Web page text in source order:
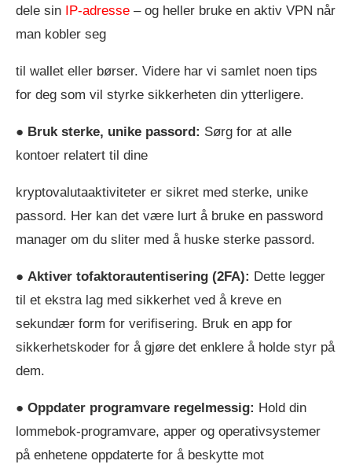
dele sin
IP-adresse – og heller bruke en aktiv VPN når
man kobler seg
til wallet eller børser. Videre har vi samlet noen tips
for deg som vil styrke sikkerheten din ytterligere.
● Bruk sterke, unike passord: Sørg for at alle
kontoer relatert til dine
kryptovalutaaktiviteter er sikret med sterke, unike
passord. Her kan det være lurt å bruke en password
manager om du sliter med å huske sterke passord.
● Aktiver tofaktorautentisering (2FA): Dette legger
til et ekstra lag med sikkerhet ved å kreve en
sekundær form for verifisering. Bruk en app for
sikkerhetskoder for å gjøre det enklere å holde styr på
dem.
● Oppdater programvare regelmessig: Hold din
lommebok-programvare, apper og operativsystemer
på enhetene oppdaterte for å beskytte mot